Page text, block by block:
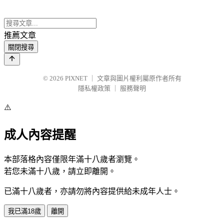
推薦文章
關閉搜尋
© 2026 PIXNET
文章與圖片權利屬原作者所有
隱私權政策
服務聲明
⚠️
成人內容提醒
本部落格內容僅限年滿十八歲者瀏覽。
若您未滿十八歲，請立即離開。
已滿十八歲者，亦請勿將內容提供給未成年人士。
我已滿18歲 離開